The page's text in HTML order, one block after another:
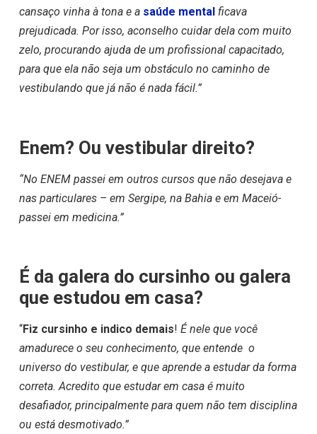
cansaço vinha à tona e a saúde mentalficava
prejudicada. Por isso, aconselho cuidar dela com muito
zelo, procurando ajuda de um profissional capacitado,
para que ela não seja um obstáculo no caminho de
vestibulando que já não é nada fácil.”
Enem? Ou vestibular direito?
“No ENEM passei em outros cursos que não desejava e
nas particulares – em Sergipe, na Bahia e em Maceió-
passei em medicina.”
É da galera do cursinho ou galera
que estudou em casa?
“Fiz cursinho e indico demais! É nele que você
amadurece o seu conhecimento, que entende o
universo do vestibular, e que aprende a estudar da forma
correta. Acredito que estudar em casa é muito
desafiador, principalmente para quem não tem disciplina
ou está desmotivado.”